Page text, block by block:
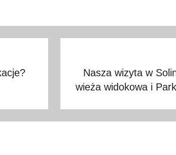
Nasza wizyta w
wieża widokowa i